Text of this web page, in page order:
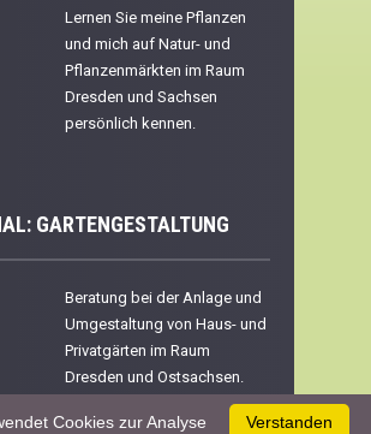
Lernen Sie meine Pflanzen
und mich auf Natur- und
Pflanzenmärkten im Raum
Dresden und Sachsen
persönlich kennen.
GARTENGESTALTUNG
Beratung bei der Anlage und
Umgestaltung von Haus- und
Privatgärten im Raum
Dresden und Ostsachsen.
Verstanden
Cookies zur Analyse